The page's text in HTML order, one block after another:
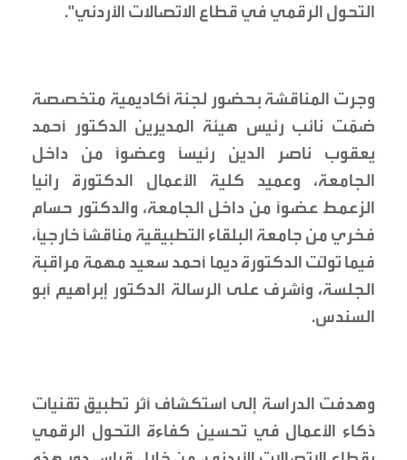
التحول الرقمي في قطاع الاتصالات الأردني".
وجرت المناقشة بحضور لجنة أكاديمية متخصصة
ضمّت نائب رئيس هيئة المديرين الدكتور أحمد
يعقوب ناصر الدين رئيسًا وعضوًا من داخل
الجامعة، وعميد كلية الأعمال الدكتورة رانيا
الزعمط عضوًا من داخل الجامعة، والدكتور حسام
فخري من جامعة البلقاء التطبيقية مناقشًا خارجيًا،
فيما تولّت الدكتورة ديما أحمد سعيد مهمة مراقبة
الجلسة، وأشرف على الرسالة الدكتور إبراهيم أبو
السندس.
وهدفت الدراسة إلى استكشاف أثر تطبيق تقنيات
ذكاء الأعمال في تحسين كفاءة التحول الرقمي